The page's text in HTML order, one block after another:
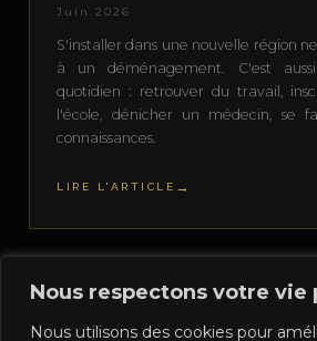
Nous respectons votre vie
Nous utilisons des cookies pour
Juin 2026
S'installer dans une nouvelle région
à un déménagement. C'est
quotidien : retrouver du travail,
l'école, dénicher un médecin, se
connaissances.
LIRE L'ARTICLE